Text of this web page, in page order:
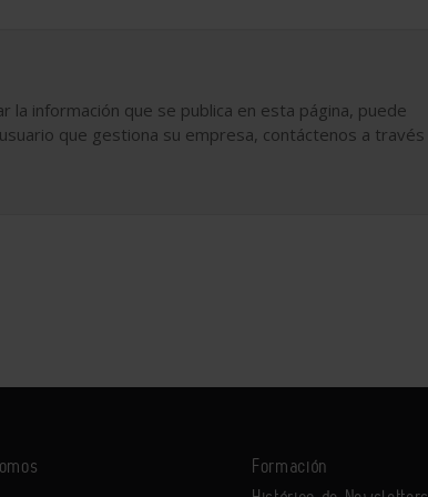
información que se publica en esta página, puede
que gestiona su empresa, contáctenos a través
Formación